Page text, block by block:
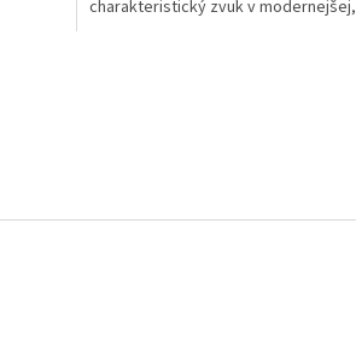
charakteristický zvuk v modernejšej,